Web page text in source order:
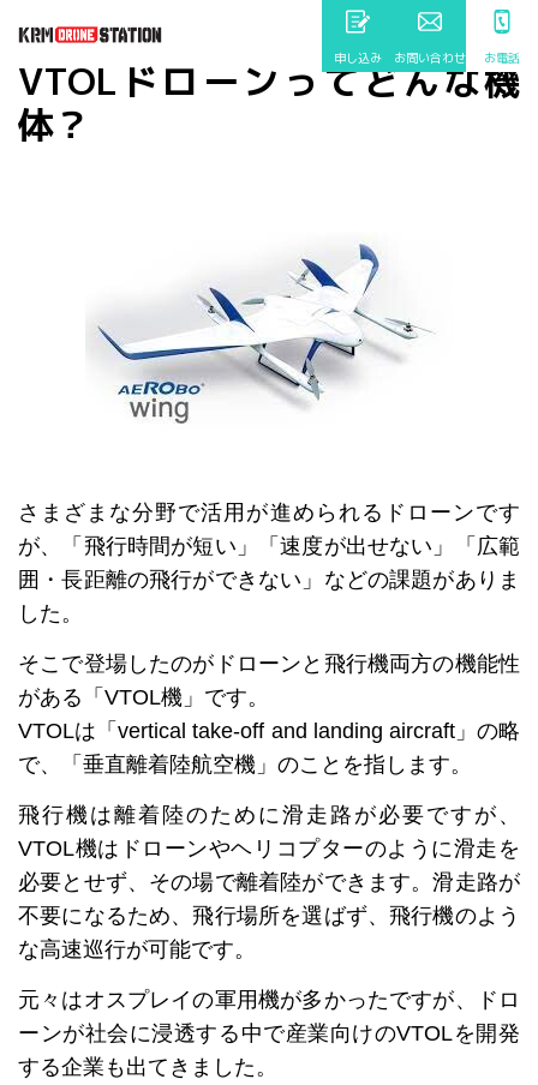
申し込み お問い合わせ お電話
VTOLドローンってどんな機
体？
さまざまな分野で活用が進められるドローンです
が、「飛行時間が短い」「速度が出せない」「広範
囲・長距離の飛行ができない」などの課題がありま
した。
そこで登場したのがドローンと飛行機両方の機能性
がある「VTOL機」です。
VTOLは「vertical take-off and landing aircraft」の略
で、「垂直離着陸航空機」のことを指します。
飛行機は離着陸のために滑走路が必要ですが、
VTOL機はドローンやヘリコプターのように滑走を
必要とせず、その場で離着陸ができます。滑走路が
不要になるため、飛行場所を選ばず、飛行機のよう
な高速巡行が可能です。
元々はオスプレイの軍用機が多かったですが、ドロ
ーンが社会に浸透する中で産業向けのVTOLを開発
する企業も出てきました。